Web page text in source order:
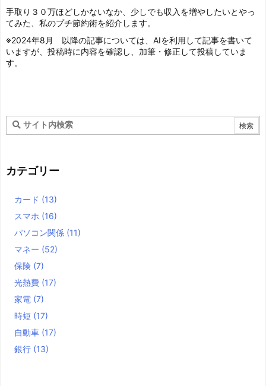
手取り３０万ほどしかないなか、少しでも収入を増やしたいとやっ
てみた、私のプチ節約術を紹介します。
※2024年8月 以降の記事については、AIを利用して記事を書いて
いますが、投稿時に内容を確認し、加筆・修正して投稿していま
す。
カテゴリー
カード (13)
スマホ (16)
パソコン関係 (11)
マネー (52)
保険 (7)
光熱費 (17)
家電 (7)
時短 (17)
自動車 (17)
銀行 (13)